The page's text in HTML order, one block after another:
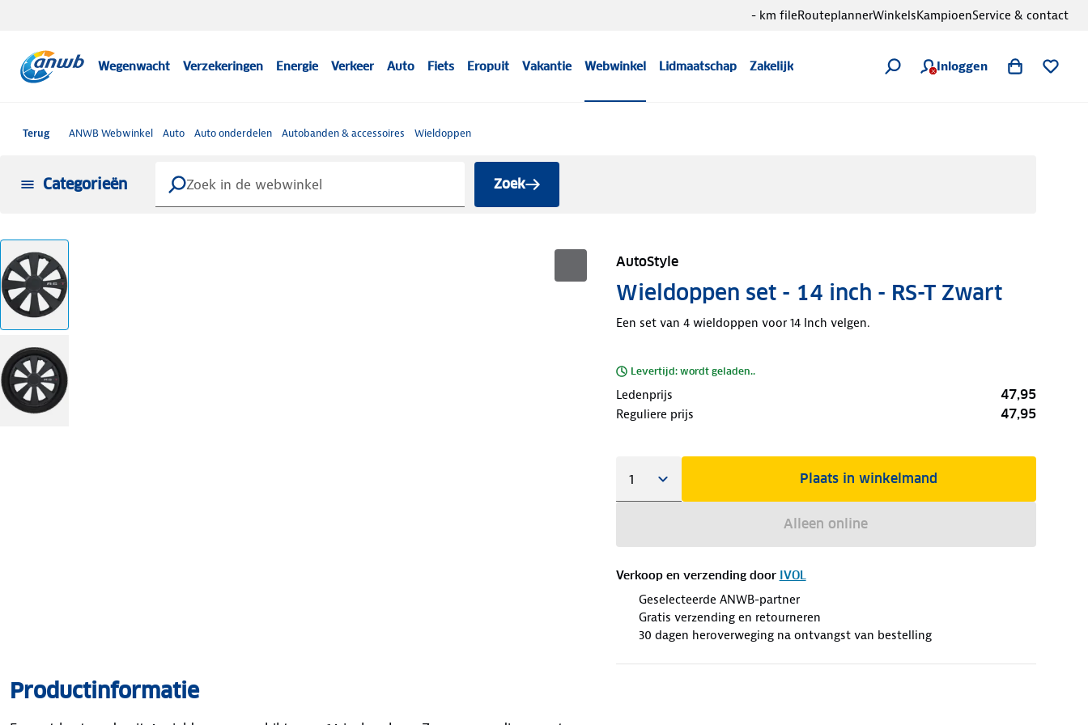
Wegenwacht Verzekeringen Energie Verkeer Auto Fiets Eropuit Vakantie Webwinkel Lidmaatschap Zakelijk Inloggen
- km fileRouteplannerWinkelsKampioenService & contact
Terug ANWB Webwinkel Auto Auto onderdelen Autobanden & accessoires Wieldoppen
Categorieën Zoek
AutoStyle
Wieldoppen set - 14 inch - RS-T Zwart
Een set van 4 wieldoppen voor 14 Inch velgen.
Levertijd: wordt geladen..
Ledenprijs 47,95
Reguliere prijs 47,95
Plaats in winkelmand
Alleen online
Verkoop en verzending door IVOL
Geselecteerde ANWB-partner
Gratis verzending en retourneren
30 dagen heroverweging na ontvangst van bestelling
Productinformatie